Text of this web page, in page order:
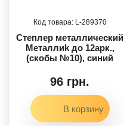
289370
Степлер металлический
Металлиk до 12арк.,
(скобы №10), синий
96 грн.